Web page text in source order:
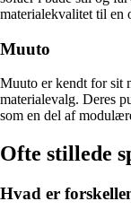
materialekvalitet til en
Muuto
Muuto er kendt for sit
materialevalg. Deres
som en del af
Ofte stillede
Hvad er